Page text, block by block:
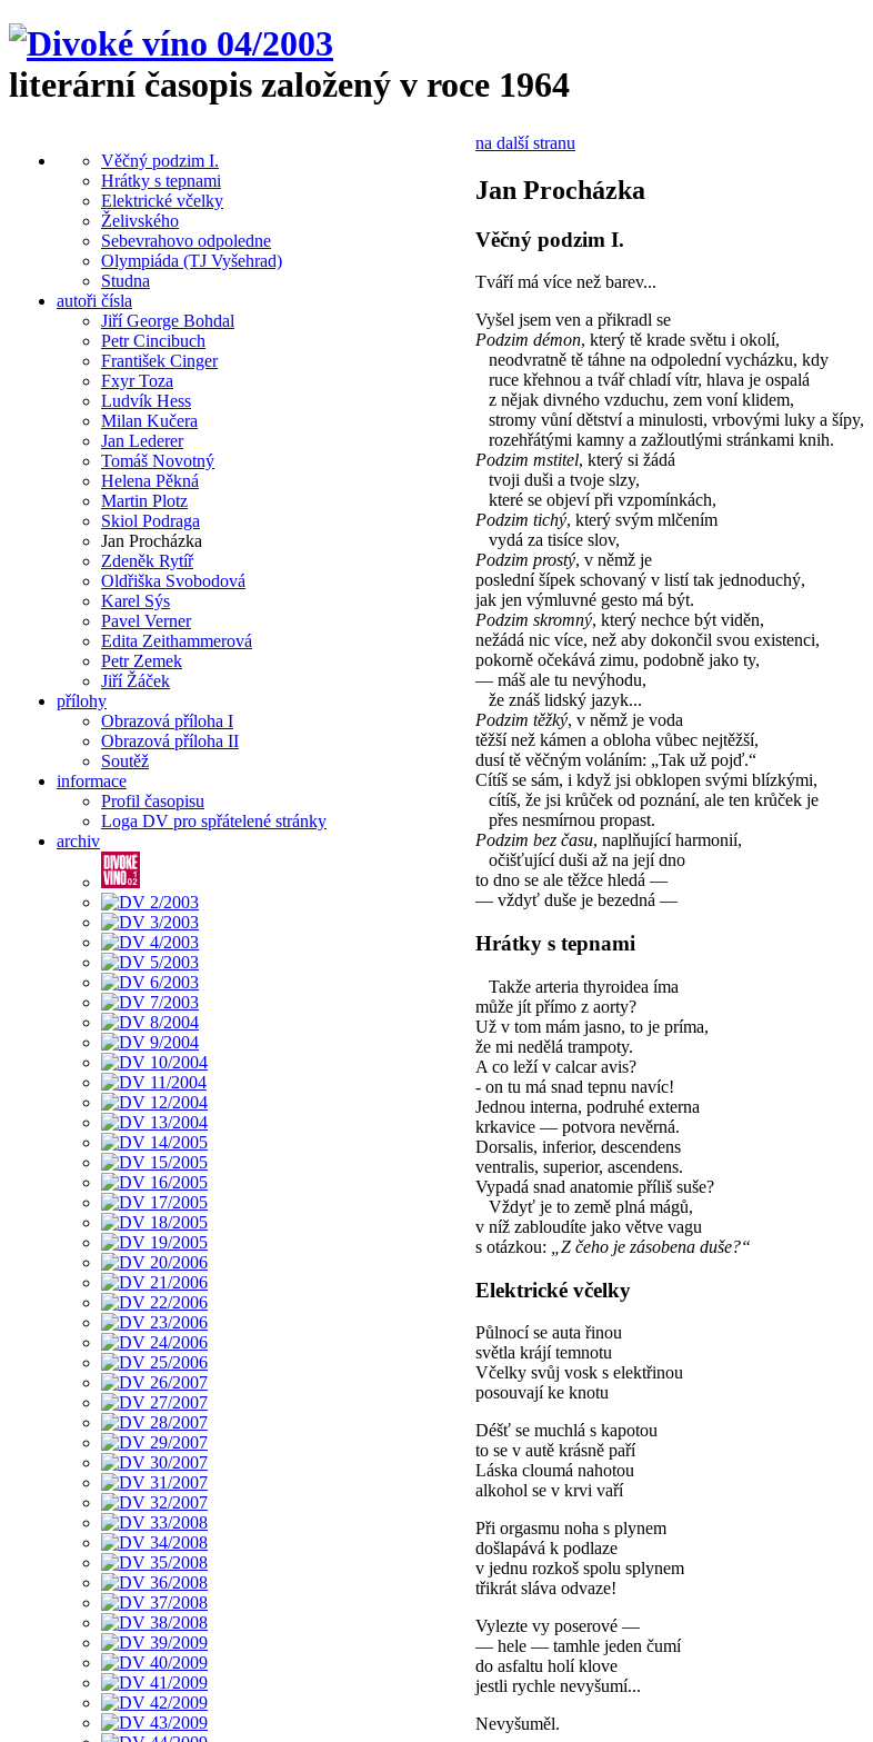
literární časopis založený v roce 1964
Věčný podzim I.
Hrátky s tepnami
Elektrické včelky
Želivského
Sebevrahovo odpoledne
Olympiáda (TJ Vyšehrad)
Studna
autoři čísla
Jiří George Bohdal
Petr Cincibuch
František Cinger
Fxyr Toza
Ludvík Hess
Milan Kučera
Jan Lederer
Tomáš Novotný
Helena Pěkná
Martin Plotz
Skiol Podraga
Jan Procházka
Zdeněk Rytíř
Oldřiška Svobodová
Karel Sýs
Pavel Verner
Edita Zeithammerová
Petr Zemek
Jiří Žáček
přílohy
Obrazová příloha I
Obrazová příloha II
Soutěž
informace
Profil časopisu
Loga DV pro spřátelené stránky
archiv
na další stranu
Jan Procházka
Věčný podzim I.
Tváří má více než barev...
Vyšel jsem ven a přikradl se
Podzim démon, který tě krade světu i okolí,
neodvratně tě táhne na odpolední vycházku, kdy
ruce křehnou a tvář chladí vítr, hlava je ospalá
z nějak divného vzduchu, zem voní klidem,
stromy vůní dětství a minulosti, vrbovými luky a šípy,
rozehřátými kamny a zažloutlými stránkami knih.
Podzim mstitel, který si žádá
tvoji duši a tvoje slzy,
které se objeví při vzpomínkách,
Podzim tichý, který svým mlčením
vydá za tisíce slov,
Podzim prostý, v němž je
poslední šípek schovaný v listí tak jednoduchý,
jak jen výmluvné gesto má být.
Podzim skromný, který nechce být viděn,
nežádá nic více, než aby dokončil svou existenci,
pokorně očekává zimu, podobně jako ty,
— máš ale tu nevýhodu,
že znáš lidský jazyk...
Podzim těžký, v němž je voda
těžší než kámen a obloha vůbec nejtěžší,
dusí tě věčným voláním: „Tak už pojď.“
Cítíš se sám, i když jsi obklopen svými blízkými,
cítíš, že jsi krůček od poznání, ale ten krůček je
přes nesmírnou propast.
Podzim bez času, naplňující harmonií,
očišťující duši až na její dno
to dno se ale těžce hledá —
— vždyť duše je bezedná —
Hrátky s tepnami
Takže arteria thyroidea íma
může jít přímo z aorty?
Už v tom mám jasno, to je príma,
že mi nedělá trampoty.
A co leží v calcar avis?
- on tu má snad tepnu navíc!
Jednou interna, podruhé externa
krkavice — potvora nevěrná.
Dorsalis, inferior, descendens
ventralis, superior, ascendens.
Vypadá snad anatomie příliš suše?
Vždyť je to země plná mágů,
v níž zabloudíte jako větve vagu
s otázkou:
„Z čeho je zásobena duše?“
Elektrické včelky
Půlnocí se auta řinou
světla krájí temnotu
Včelky svůj vosk s elektřinou
posouvají ke knotu
Déšť se muchlá s kapotou
to se v autě krásně paří
Láska cloumá nahotou
alkohol se v krvi vaří
Při orgasmu noha s plynem
došlapává k podlaze
v jednu rozkoš spolu splynem
třikrát sláva odvaze!
Vylezte vy poserové —
— hele — tamhle jeden čumí
do asfaltu holí klove
jestli rychle nevyšumí...
Nevyšuměl.